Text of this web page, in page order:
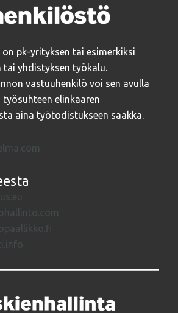
on pk-yrityksen tai esimerkiksi
yhdistyksen työkalu.
vastuuhenkilö voi sen avulla
elinkaaren
aina työtodistukseen saakka.